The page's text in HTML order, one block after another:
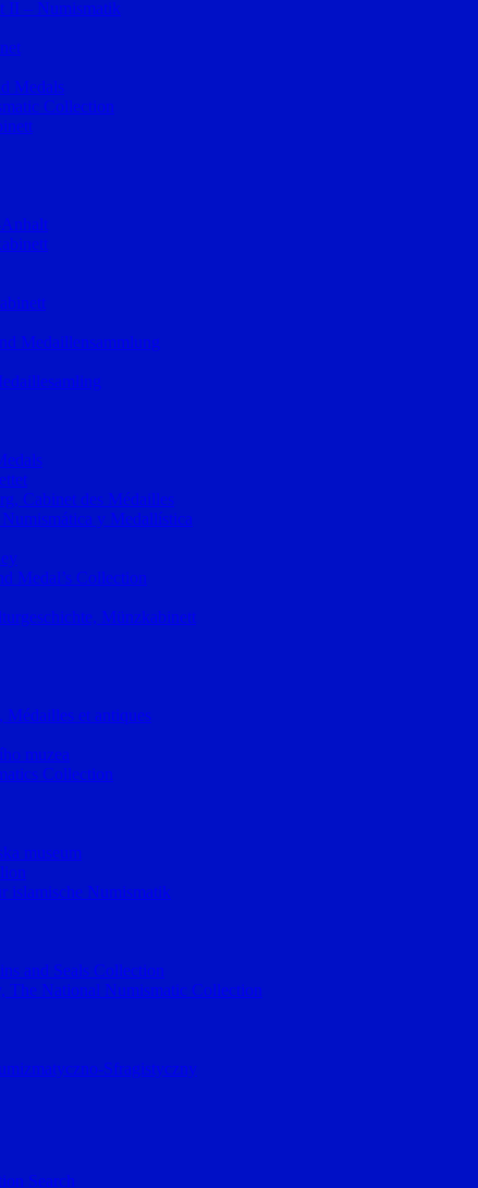
II – Numismatik
Medals
Collection
Medaillensammlung
Cabinet des Médailles
y Medallística
Medal’s Collection
Münzkabinett
Médailles et antiques
muzea
Collection
museum
islamische Numismatik
and Seals Collection
The National Numismatic Collection
Sfragistyczny
Search